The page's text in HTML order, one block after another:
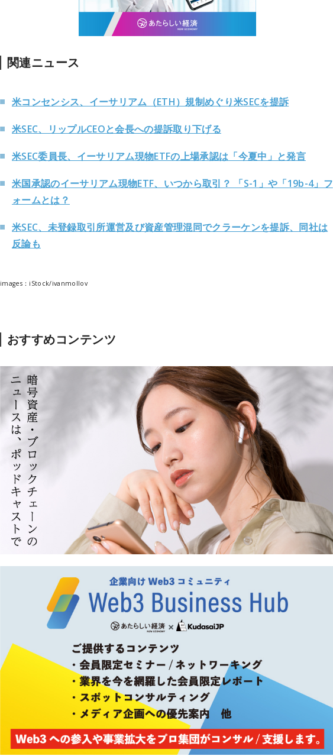
関連ニュース
米コンセンシス、イーサリアム（ETH）規制めぐり米SECを提訴
米SEC、リップルCEOと会長への提訴取り下げる
米SEC委員長、イーサリアム現物ETFの上場承認は「今夏中」と発言
米国承認のイーサリアム現物ETF、いつから取引？ 「S-1」や「19b-4」フ
ォームとは？
米SEC、未登録取引所運営及び資産管理混同でクラーケンを提訴、同社は
反論も
images：iStock/ivanmollov
おすすめコンテンツ